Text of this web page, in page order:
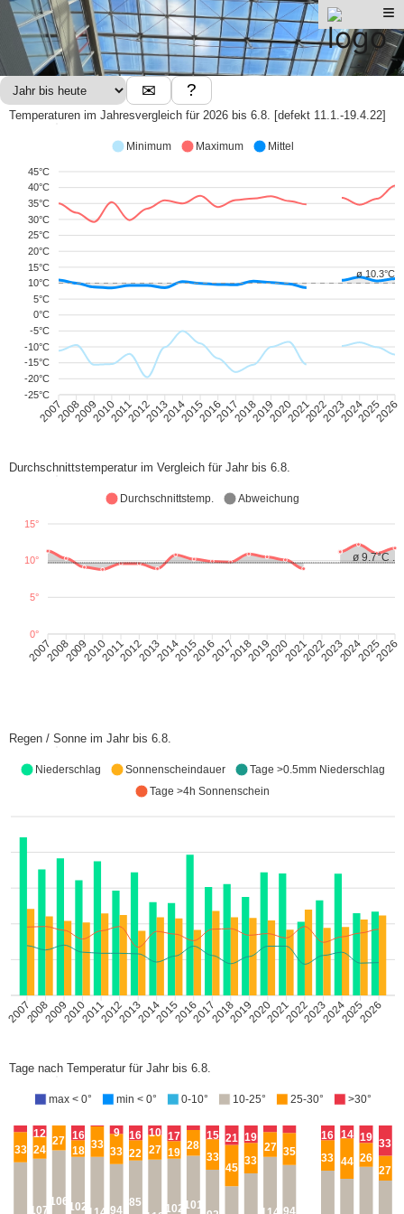
≡
Die Emailfabrik ist ein Bürogebäude in Amberg. Moderne Räume mit energetischen Anspruch.
Wärme und Kälte wird über eine Grundwasser-Wärmepumpe nachhaltig erzeugt. Die PV-
Anlage wird für die Stromerzeugung der Wärmepumpe verwendet. Die Temperierung erfolgt
über die Raumdecken. Dadurch entsteht ein angenehmes Klima in den Räumen.
Regenwasser wird gesammelt und im Gebäude als Grauwasser wieder eingesetzt.
✉ ?
20072008200920102011201220132014201520162017201820192020202120222023202420252026
ø 10.3°C
45°C
40°C
35°C
30°C
25°C
20°C
15°C
10°C
5°C
0°C
-5°C
-10°C
-15°C
-20°C
-25°C
Temperaturen im Jahresvergleich für 2026 bis 6.8. [defekt 11.1.-19.4.22]
Minimum Maximum Mittel
15°
10°
5°
0°
20072008200920102011201220132014201520162017201820192020202120222023202420252026
Durchschnittstemperatur im Vergleich für Jahr bis 6.8.
Durchschnittstemp. Abweichung
20072008200920102011201220132014201520162017201820192020202120222023202420252026
Regen / Sonne im Jahr bis 6.8.
Niederschlag Sonnenscheindauer
Tage >0.5mm Niederschlag
Tage >4h Sonnenschein
Tage nach Temperatur für Jahr bis 6.8.
107
106 102 94
85
102 101 94
33 24
27
18
33
33 22 27 19
28
33
45
33
27 35
33 44 26
27
12 16 9 16 10 17 15 21 19 16 14 19
33
max < 0° min < 0° 0-10° 10-25° 25-30° >30°